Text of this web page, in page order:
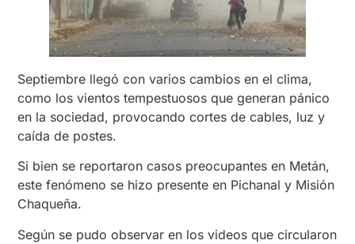
Septiembre llegó con varios cambios en el clima,
como los vientos tempestuosos que generan pánico
en la sociedad, provocando cortes de cables, luz y
caída de postes.
Si bien se reportaron casos preocupantes en Metán,
este fenómeno se hizo presente en Pichanal y Misión
Chaqueña.
Según se pudo observar en los videos que circularon